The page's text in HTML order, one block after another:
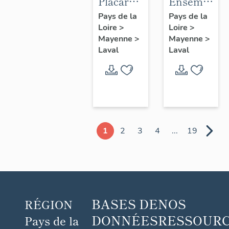
bibliothèque,
hôtel
Farcy de
25 rue du
Pays de la
Loire >
Mayenne >
Laval
de 4
verrières
décoratives
à 6),
de
Pays de la
Loire >
Mayenne >
Laval
1 2 3 4 ... 19
RÉGION
Pays de la
BASES DE
DONNÉES
NOS